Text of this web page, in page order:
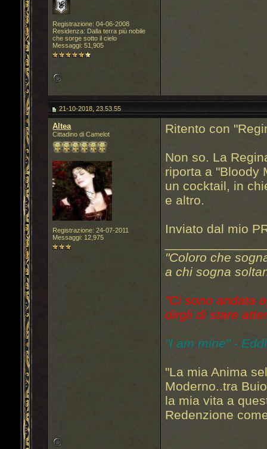
Registrazione: 04-06-2008
Residenza: Dalla terra più nobile
che sorge sotto il cielo
Messaggi: 51,905
21-10-2018, 23.53.55
Altea
Cittadino di Camelot
Registrazione: 24-07-2011
Messaggi: 12,975
Ritento con
Non so. La
riporta a "Bloody
un cocktail, in
e altro.
Inviato dal mio
"Coloro che
a chi sogna
"Ci sono andata
dirgli di stare
"I am mine" -
"La mia Anima
Moderno..tra
la mia vita a
Redenzione